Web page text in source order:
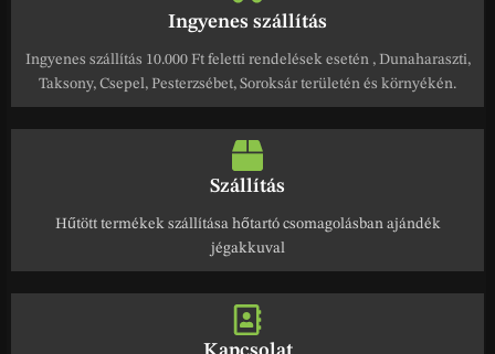
Ingyenes szállítás
Ingyenes szállítás 10.000 Ft feletti rendelések esetén , Dunaharaszti,
Taksony, Csepel, Pesterzsébet, Soroksár területén és környékén.
Szállítás
Hűtött termékek szállítása hőtartó csomagolásban ajándék
jégakkuval